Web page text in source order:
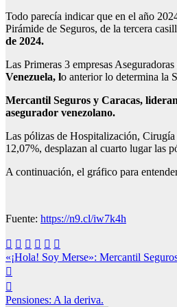
Todo parecía indicar que en el año
Pirámide de Seguros, de la tercera
de 2024.
Las Primeras 3 empresas
Venezuela, lo anterior lo determina la
Mercantil Seguros y Caracas,
asegurador venezolano.
Las pólizas de Hospitalización,
12,07%, desplazan al cuarto lugar las
A continuación, el gráfico para
Fuente: https://n9.cl/iw7k4h
Navegación
de
entradas
«¡Hola! Soy Merse»: Mercantil
Pensiones: A la deriva.